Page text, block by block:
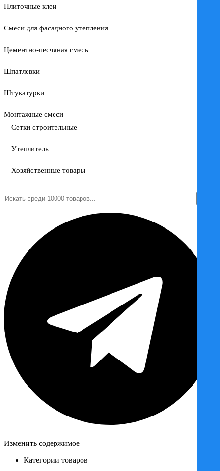
Плиточные клеи
Смеси для фасадного утепления
Цементно-песчаная смесь
Шпатлевки
Штукатурки
Монтажные смеси
Сетки строительные
Утеплитель
Хозяйственные товары
Изменить содержимое
Категории товаров